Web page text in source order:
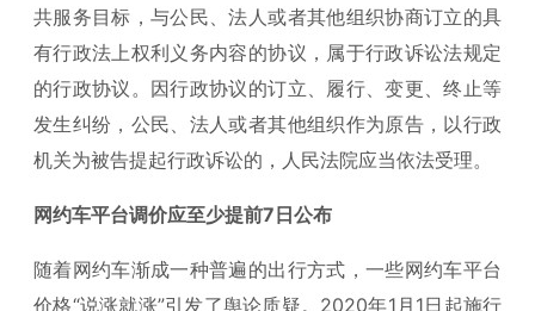
共服务目标，与公民、法人或者其他组织协商订立的具
有行政法上权利义务内容的协议，属于行政诉讼法规定
的行政协议。因行政协议的订立、履行、变更、终止等
发生纠纷，公民、法人或者其他组织作为原告，以行政
机关为被告提起行政诉讼的，人民法院应当依法受理。
网约车平台调价应至少提前7日公布
随着网约车渐成一种普遍的出行方式，一些网约车平台
价格“说涨就涨”引发了舆论质疑。2020年1月1日起施行